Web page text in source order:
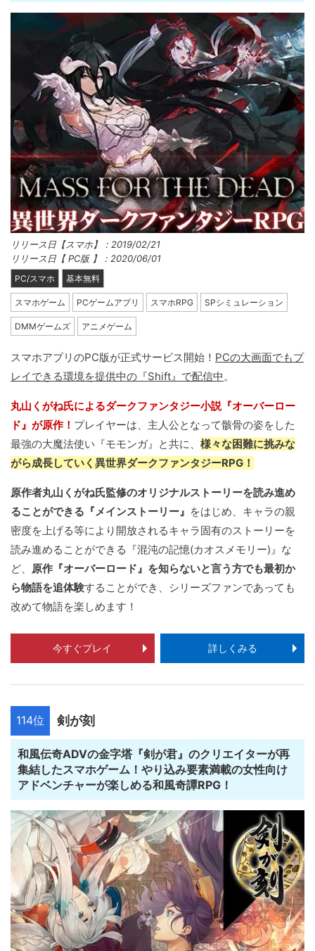
リリース日【スマホ】：2019/02/21
リリース日【 PC版 】：2020/06/01
PC/スマホ 基本無料
スマホゲーム PCゲームアプリ スマホRPG SPシミュレーション
DMMゲームズ アニメゲーム
スマホアプリのPC版が正式サービス開始！ PCの大画面でもプ
レイできる環境を提供中の『Shift』で配信中。
丸山くがね氏によるダークファンタジー小説『オーバーロー
ド』が原作！ プレイヤーは、主人公となって骸骨の姿をした
最強の大魔法使い『モモンガ』と共に、 様々な困難に挑みな
がら成長していく異世界ダークファンタジーRPG！
原作者丸山くがね氏監修のオリジナルストーリーを読み進め
ることができる『メインストーリー』 をはじめ、キャラの親
密度を上げる等により開放されるキャラ固有のストーリーを
読み進めることができる『混沌の記憶(カオスメモリー)』な
ど、 原作『オーバーロード』を知らないと言う方でも最初か
ら物語を追体験することができ、シリーズファンであっても
改めて物語を楽しめます！
今すぐプレイ 詳しくみる
114位 剣が刻
和風伝奇ADVの金字塔『剣が君』のクリエイターが再
集結したスマホゲーム！やり込み要素満載の女性向け
アドベンチャーが楽しめる和風奇譚RPG！